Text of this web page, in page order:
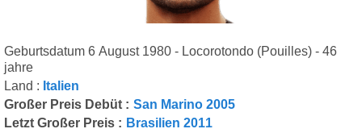
Geburtsdatum 6 August 1980 - Locorotondo (Pouilles) - 46
jahre
Land : Italien
Großer Preis Debüt : San Marino 2005
Letzt Großer Preis : Brasilien 2011